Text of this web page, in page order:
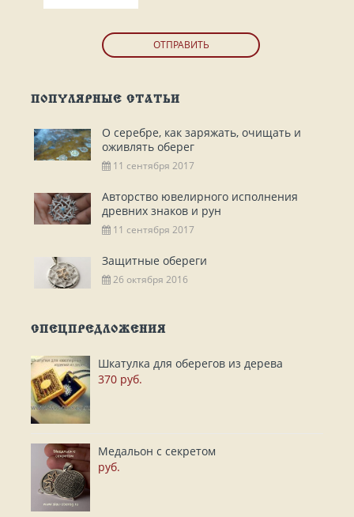
ОТПРАВИТЬ
ПОПУЛЯРНЫЕ СТАТЬИ
О серебре, как заряжать, очищать и
оживлять оберег
11 сентября 2017
Авторство ювелирного исполнения
древних знаков и рун
11 сентября 2017
Защитные обереги
26 октября 2016
СПЕЦПРЕДЛОЖЕНИЯ
Шкатулка для оберегов из дерева
370 руб.
Медальон с секретом
руб.